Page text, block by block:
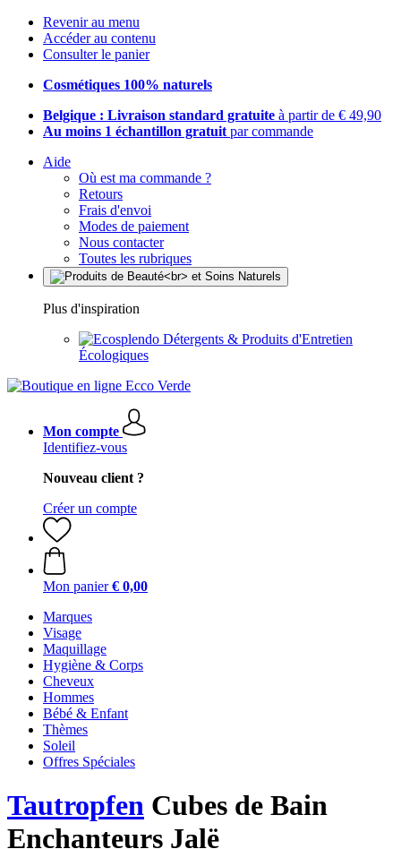
Revenir au menu
Accéder au contenu
Consulter le panier
Cosmétiques 100% naturels
Belgique : Livraison standard gratuite à partir de € 49,90
Au moins 1 échantillon gratuit par commande
Aide
Où est ma commande ?
Retours
Frais d'envoi
Modes de paiement
Nous contacter
Toutes les rubriques
Plus d'inspiration
Détergents & Produits d'Entretien
Écologiques
Mon compte
Identifiez-vous
Nouveau client ?
Créer un compte
Mon panier € 0,00
Marques
Visage
Maquillage
Hygiène & Corps
Cheveux
Hommes
Bébé & Enfant
Thèmes
Soleil
Offres Spéciales
Tautropfen Cubes de Bain
Enchanteurs Jalë